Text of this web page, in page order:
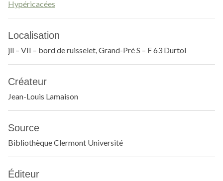
Hypéricacées
Localisation
jll – VII – bord de ruisselet, Grand-Pré S – F 63 Durtol
Créateur
Jean-Louis Lamaison
Source
Bibliothèque Clermont Université
Éditeur